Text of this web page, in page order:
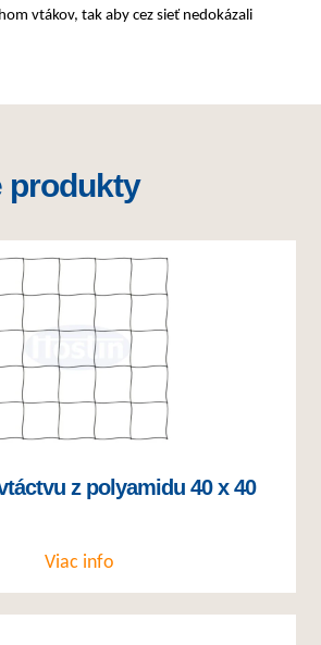
vtákov, tak aby cez sieť nedokázali
produkty
z polyamidu 40 x 40
Viac info